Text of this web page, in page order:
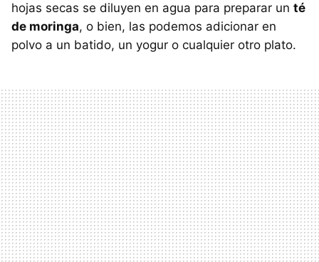
hojas secas se diluyen en agua para preparar un té
de moringa, o bien, las podemos adicionar en
polvo a un batido, un yogur o cualquier otro plato.